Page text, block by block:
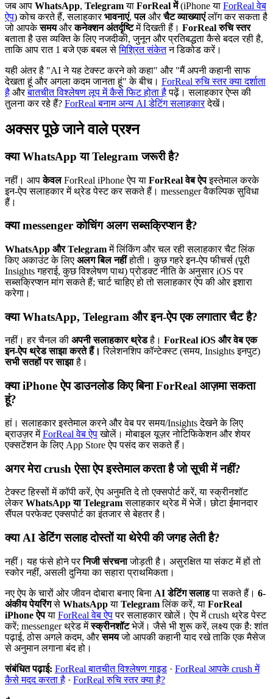
जब आप WhatsApp, Telegramया ForReal में(iPhone या ForReal वेब
ऐप) कोच करते हैं, सलाहकारभावनाएं,पलऔरचैट व्याख्याएंलॉग कर सकता है
जो आपकेसमयऔरकनेक्शन अंतर्दृष्टिमें दिखती हैं। ForReal रुचि स्तर
बताता है उस व्यक्ति के लिए नजदीकी, जुनून और प्रतिबद्धता कैसे बदल रही है,
ताकि आप रात 1 बजे एक बबल सेमिश्रित संकेतन डिकोड करें।
यही अंतर है "AI ने यह टेक्स्ट करने को कहा" और "मैं अपनी कहानी साफ
देखता हूं और अगला कदम जानता हूं" के बीच। ForReal रुचि स्तर क्या दर्शाता
है औरबातचीत विश्लेषण लूप में कैसे फिट होता हैपढ़ें। सलाहकार ऐप्स की
तुलना कर रहे हैं? ForReal बनाम अन्य AI डेटिंग सलाहकारदेखें।
अक्सर पूछे जाने वाले प्रश्न
क्या WhatsApp या Telegram जरूरी है?
नहीं। आपकेवलForReal iPhone ऐप या ForReal वेब ऐपइस्तेमाल करके
इन-ऐप सलाहकार में थ्रेड पेस्ट कर सकते हैं। messenger वैकल्पिक सुविधा
हैं।
क्या messenger कोचिंग अलग सब्सक्रिप्शन है?
WhatsApp और Telegramमें लिंकिंग और चल रही सलाहकार चैट लिंक
किए अकाउंट के लिए अलग बिल नहींहोती। कुछ गहरे इन-ऐप फीचर्स (पूरी
Insights गहराई, कुछ विश्लेषण पाथ) प्रोडक्ट नीति के अनुसार iOS पर
सब्सक्रिप्शन मांग सकते हैं; चार्ट चाहिए हो तो सलाहकार ऐप की ओर इशारा
करेगा।
क्या WhatsApp, Telegram और इन-ऐप एक लगातार चैट है?
नहीं। हर चैनल की अपनी सलाहकार थ्रेडहै। ForReal iOS और वेब एक
इन-ऐप थ्रेड साझा करते हैं। रिलेशनशिप कॉन्टेक्स्ट (समय, Insights इनपुट)
सभी सतहों पर साझाहै।
क्या iPhone ऐप डाउनलोड किए बिना ForReal आज़मा सकता
हूं?
हां। सलाहकार इस्तेमाल करने और वेब पर समय/Insights देखने के लिए
ब्राउज़र मेंForReal वेब ऐपखोलें। मोबाइल यूज़र नोटिफिकेशन और शेयर
एक्सटेंशन के लिए App Store ऐप पसंद कर सकते हैं।
अगर मेरा crush ऐसा ऐप इस्तेमाल करता है जो सूची में नहीं?
टेक्स्ट हिस्सों में कॉपी करें, ऐप अनुमति दे तो एक्सपोर्ट करें, या स्क्रीनशॉट
लेकरWhatsApp या Telegramसलाहकार थ्रेड में भेजें। छोटा ईमानदार
सैंपल परफेक्ट एक्सपोर्ट का इंतजार से बेहतर है।
क्या AI डेटिंग सलाह दोस्तों या थेरेपी की जगह लेती है?
नहीं। यह फंसे होने परनिजी संरचनाजोड़ती है। असुरक्षित या संकट में हों तो
स्कोर नहीं, असली दुनिया का सहारा प्राथमिकता।
नए ऐप के चारों ओर जीवन दोबारा बनाए बिना AI डेटिंग सलाहपा सकते हैं। 6-
अंकीय पेयरिंगसे WhatsAppया Telegramलिंक करें, या ForReal
iPhone ऐपया ForReal वेब ऐपपर सलाहकार खोलें। ऐप में crush थ्रेड पेस्ट
करें; messenger थ्रेड मेंस्क्रीनशॉटभेजें। जैसे भी शुरू करें, लक्ष्य एक है: शांत
पढ़ाई, ठोस अगले कदम, औरसमयजो आपकी कहानी याद रखे ताकि एक मैसेज
से अनुमान लगाना बंद हो।
संबंधित पढ़ाई: ForReal बातचीत विश्लेषण गाइड · ForReal आपके crush में
कैसे मदद करता है · ForReal रुचि स्तर क्या है?